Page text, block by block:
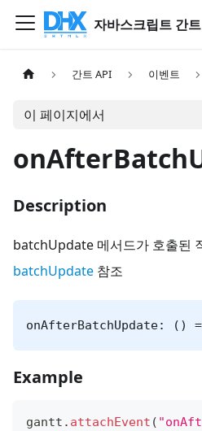
자바스크립트 간
간트 API 이벤트
이 페이지에서
Description
batchUpdate 메서드가 호출된
batchUpdate 참조
onAfterBatchUpdate: ()
Example
gantt . attachEvent (